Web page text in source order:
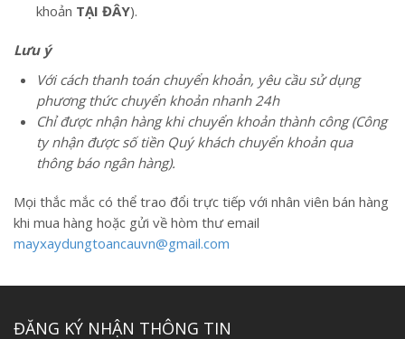
khoản TẠI ĐÂY).
Lưu ý
Với cách thanh toán chuyển khoản, yêu cầu sử dụng
phương thức chuyển khoản nhanh 24h
Chỉ được nhận hàng khi chuyển khoản thành công (Công
ty nhận được số tiền Quý khách chuyển khoản qua
thông báo ngân hàng).
Mọi thắc mắc có thể trao đổi trực tiếp với nhân viên bán hàng
khi mua hàng hoặc gửi về hòm thư email
mayxaydungtoancauvn@gmail.com
ĐĂNG KÝ NHẬN THÔNG TIN